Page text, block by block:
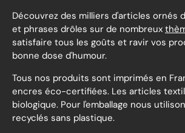
Découvrez des milliers d'articles ornés
et phrases drôles sur de nombreux
satisfaire tous les goûts et ravir vos
bonne dose d'humour.
Tous nos produits sont imprimés en
encres éco-certifiées. Les articles
biologique. Pour l'emballage nous
recyclés sans plastique.